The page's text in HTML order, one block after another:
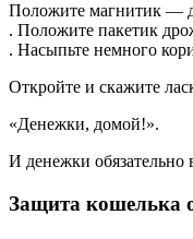
Положите магнитик —
. Положите пакетик
. Насыпьте немного
Откройте и скажите
«Денежки, домой!».
И денежки обязательно
Защита кошелька